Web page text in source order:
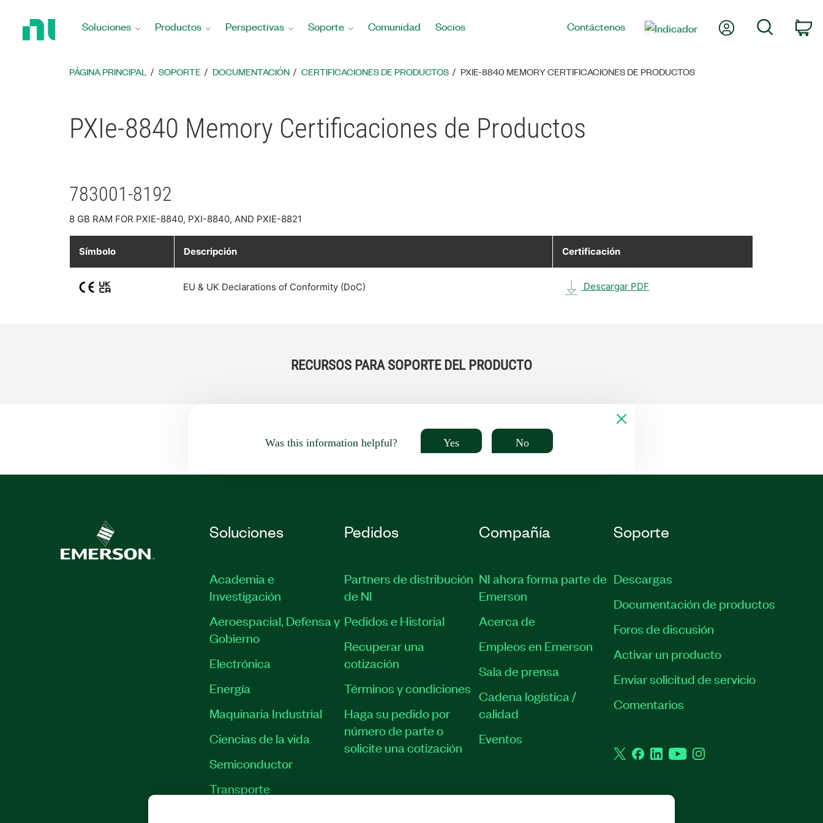
Soluciones Productos Perspectivas Soporte Comunidad Socios Contáctenos Mi cuenta Búsqueda
PÁGINA PRINCIPAL SOPORTE DOCUMENTACIÓN CERTIFICACIONES DE PRODUCTOS PXIE-8840 MEMORY CERTIFICACIONES DE PRODUCTOS
PXIe-8840 Memory Certificaciones de Productos
783001-8192
8 GB RAM FOR PXIE-8840, PXI-8840, AND PXIE-8821
Símbolo Descripción Certificación
EU & UK Declarations of Conformity (DoC) Descargar PDF
RECURSOS PARA SOPORTE DEL PRODUCTO
Was this information helpful? Yes No
Soluciones
Academia e
Investigación
Aeroespacial, Defensa y
Gobierno
Electrónica
Energía
Maquinaria Industrial
Ciencias de la vida
Semiconductor
Transporte
Pedidos
Partners de distribución
de NI
Pedidos e Historial
Recuperar una
cotización
Términos y condiciones
Haga su pedido por
número de parte o
solicite una cotización
Compañía
NI ahora forma parte de
Emerson
Acerca de
Empleos en Emerson
Sala de prensa
Cadena logística /
calidad
Eventos
Soporte
Descargas
Documentación de productos
Foros de discusión
Activar un producto
Enviar solicitud de servicio
Comentarios
TwitterFacebook
LinkedInYouTubeInstagram